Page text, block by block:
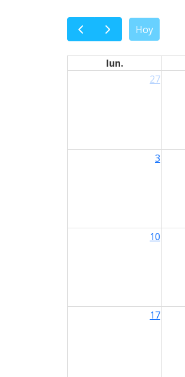
Hoy
lun.
27
3
10
17